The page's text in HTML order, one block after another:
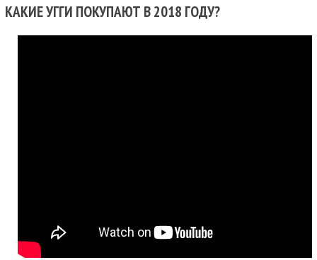
КАКИЕ УГГИ ПОКУПАЮТ В 2018 ГОДУ?